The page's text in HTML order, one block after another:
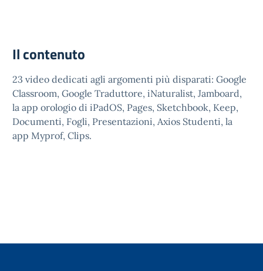
Il contenuto
23 video dedicati agli argomenti più disparati: Google
Classroom, Google Traduttore, iNaturalist, Jamboard,
la app orologio di iPadOS, Pages, Sketchbook, Keep,
Documenti, Fogli, Presentazioni, Axios Studenti, la
app Myprof, Clips.